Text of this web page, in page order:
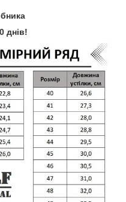
днів!